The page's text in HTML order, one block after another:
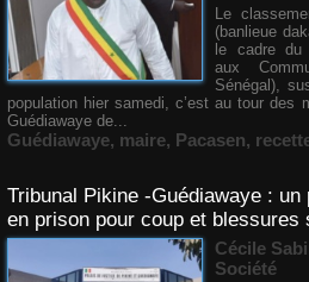
Le
(banlieue
le cadre du
aux
Sénégal),
population hier samedi, c’est au tour des
Guédiawaye de...
Guédiawaye, maire, Pacasen,
Tribunal Pikine -Guédiawaye :
en prison pour coup et blessures
Cécile
Société